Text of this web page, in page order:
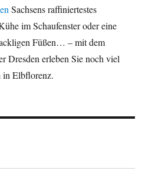
Sachsens raffiniertestes
im Schaufenster oder eine
Füßen… – mit dem
Dresden erleben Sie noch viel
in Elbflorenz.